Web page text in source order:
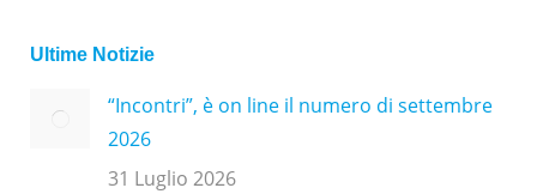
Ultime Notizie
“Incontri”, è on line il numero di settembre
2026
31 Luglio 2026